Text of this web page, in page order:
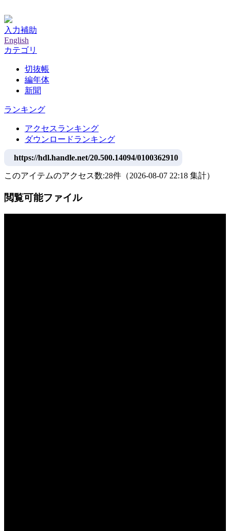
入力補助
English
カテゴリ
切抜帳
編年体
新聞
ランキング
アクセスランキング
ダウンロードランキング
https://hdl.handle.net/20.500.14094/0100362910
このアイテムのアクセス数:28件 （2026-08-07 22:18 集計）
閲覧可能ファイル